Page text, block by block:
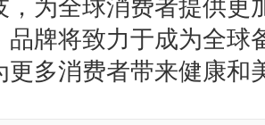
，为全球消费者提供更
品牌将致力于成为全球
更多消费者带来健康和